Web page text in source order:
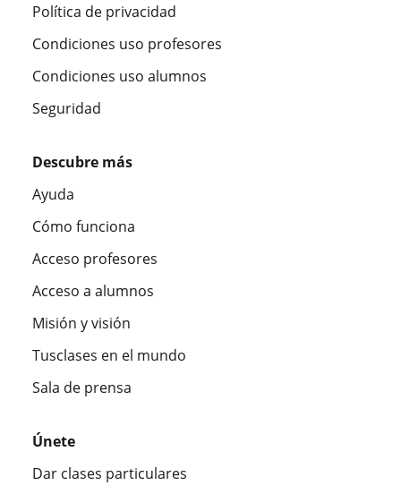
Política de privacidad
Condiciones uso profesores
Condiciones uso alumnos
Seguridad
Descubre más
Ayuda
Cómo funciona
Acceso profesores
Acceso a alumnos
Misión y visión
Tusclases en el mundo
Sala de prensa
Únete
Dar clases particulares